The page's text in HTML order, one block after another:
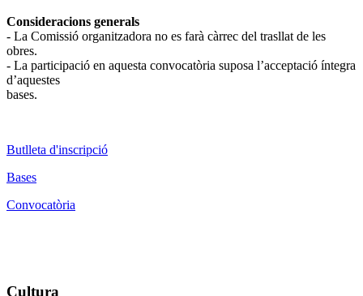
Consideracions generals
- La Comissió organitzadora no es farà càrrec del trasllat de les
obres.
- La participació en aquesta convocatòria suposa l’acceptació íntegra
d’aquestes
bases.
Butlleta d'inscripció
Bases
Convocatòria
Cultura